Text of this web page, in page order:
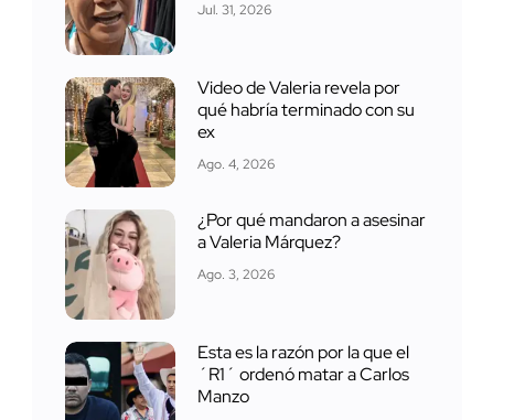
Jul. 31, 2026
Video de Valeria revela por
qué habría terminado con su
ex
Ago. 4, 2026
¿Por qué mandaron a asesinar
a Valeria Márquez?
Ago. 3, 2026
Esta es la razón por la que el
´R1´ ordenó matar a Carlos
Manzo